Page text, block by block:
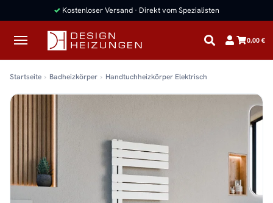
✓ Kostenloser Versand · Direkt vom Spezialisten
0,00 €
Startseite Badheizkörper Handtuchheizkörper Elektrisch